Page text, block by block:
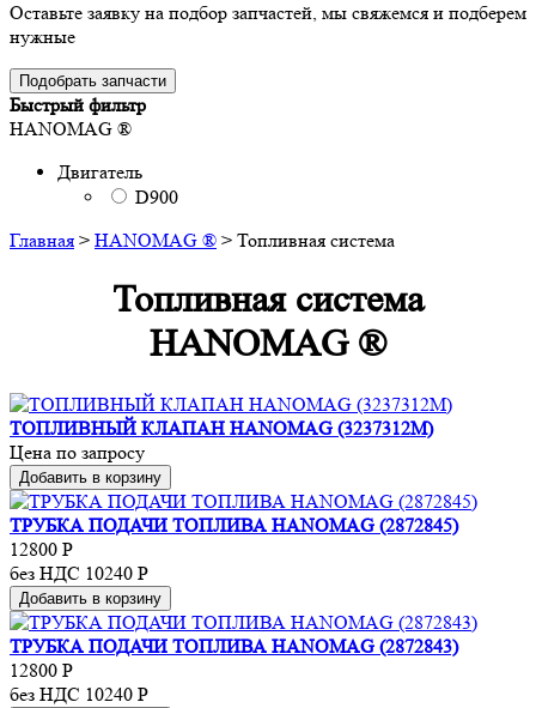
Оставьте заявку на подбор запчастей, мы свяжемся и подберем
нужные
Подобрать запчасти
Быстрый фильтр
HANOMAG ®
Двигатель
D900
Главная > HANOMAG ® > Топливная система
Топливная система
HANOMAG ®
ТОПЛИВНЫЙ КЛАПАН HANOMAG (3237312M)
Цена по запросу
Добавить в корзину
ТРУБКА ПОДАЧИ ТОПЛИВА HANOMAG (2872845)
12800 Р
без НДС 10240 Р
Добавить в корзину
ТРУБКА ПОДАЧИ ТОПЛИВА HANOMAG (2872843)
12800 Р
без НДС 10240 Р